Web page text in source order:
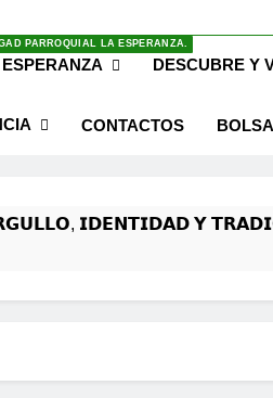
PARROQUIAL LA ESPERANZA.
DESCUBRE Y
CONTACTOS
𝗜𝗗𝗘𝗡𝗧𝗜𝗗𝗔𝗗 𝗬